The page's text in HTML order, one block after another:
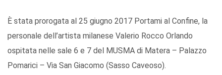
È stata prorogata al 25 giugno 2017 Portami al Confine, la
personale dell’artista milanese Valerio Rocco Orlando
ospitata nelle sale 6 e 7 del MUSMA di Matera – Palazzo
Pomarici – Via San Giacomo (Sasso Caveoso).